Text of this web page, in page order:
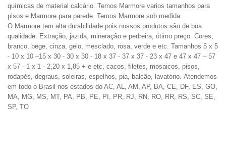
químicas de material calcário. Temos Marmore varios tamanhos para
pisos e Marmore para parede. Temos Marmore sob medida.
O Marmore tem alta durabilidade pois nossos produtos são de boa
qualidade. Extração, jazida, mineração e pedreira, ótimo preço. Cores,
branco, bege, cinza, gelo, mesclado, rosa, verde e etc. Tamanhos 5 x 5
- 10 x 10 –15 x 30 - 30 x 30 - 18 x 37 - 37 x 37 - 23 x 47 e 47 x 47 – 57
x 57 - 1 x 1 - 2,20 x 1,85 + e etc, cacos, filetes, mosaicos, pisos,
rodapés, degraus, soleiras, espelhos, pia, balcão, lavatório. Atendemos
em todo o Brasil nos estados do AC, AL, AM, AP, BA, CE, DF, ES, GO,
MA, MG, MS, MT, PA, PB, PE, PI, PR, RJ, RN, RO, RR, RS, SC, SE,
SP, TO